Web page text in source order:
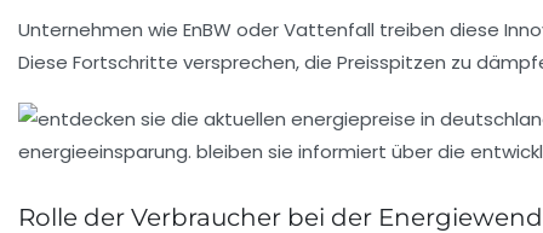
Unternehmen wie EnBWoderVattenfall treiben diese
Diese Fortschritte versprechen, die Preisspitzen zu
Rolle der Verbraucher bei der